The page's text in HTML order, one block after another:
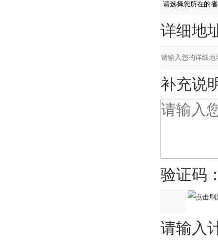
详细地址
补充说明
验证码
请输入计